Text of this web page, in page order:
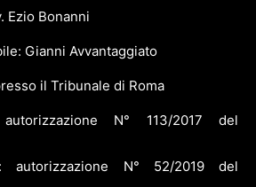
Ezio Bonanni
Gianni Avvantaggiato
il Tribunale di Roma
N° 113/2017 del
autorizzazione N° 52/2019 del